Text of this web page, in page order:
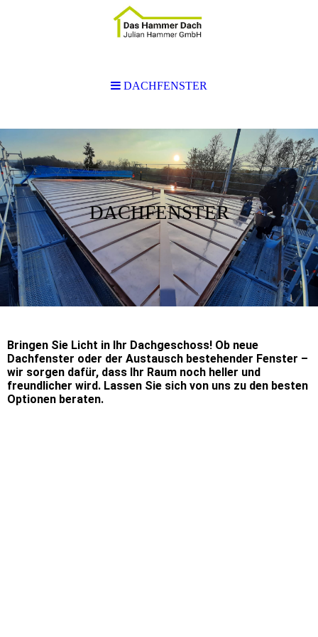
DACHFENSTER
Bringen Sie Licht in Ihr Dachgeschoss! Ob neue
Dachfenster oder der Austausch bestehender Fenster –
wir sorgen dafür, dass Ihr Raum noch heller und
freundlicher wird. Lassen Sie sich von uns zu den besten
Optionen beraten.
DACHFENSTER